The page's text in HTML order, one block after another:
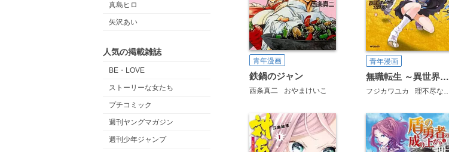
真島ヒロ
矢沢あい
人気の掲載雑誌
BE・LOVE
ストーリーな女たち
プチコミック
週刊ヤングマガジン
週刊少年ジャンプ
青年漫画
鉄鍋のジャン
西条真二 おやまけいこ
青年漫画
無職転生 ～異世界行ったら本気だす～
フジカワユカ 理不尽な孫の手